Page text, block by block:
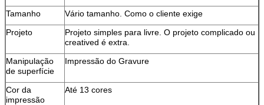
Tamanho
Vário tamanho. Como o cliente exige
Projeto
Projeto simples para livre. O projeto complicado ou
creatived é extra.
Manipulação
de superfície
Impressão do Gravure
Cor da
impressão
Até 13 cores